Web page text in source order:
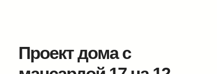
Проект дома с